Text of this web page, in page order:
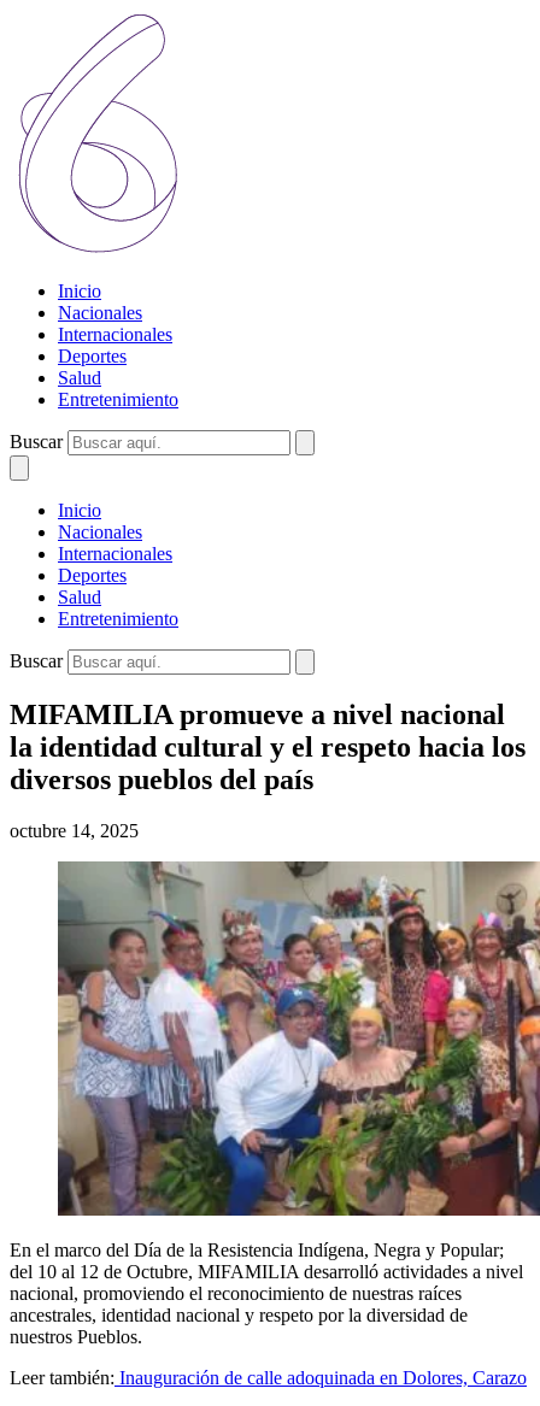
Inicio
Nacionales
Internacionales
Deportes
Salud
Entretenimiento
Buscar
Inicio
Nacionales
Internacionales
Deportes
Salud
Entretenimiento
Buscar
MIFAMILIA promueve a nivel nacional
la identidad cultural y el respeto hacia los
diversos pueblos del país
octubre 14, 2025
En el marco del Día de la Resistencia Indígena, Negra y Popular;
del 10 al 12 de Octubre, MIFAMILIA desarrolló actividades a nivel
nacional, promoviendo el reconocimiento de nuestras raíces
ancestrales, identidad nacional y respeto por la diversidad de
nuestros Pueblos.
Leer también: Inauguración de calle adoquinada en Dolores, Carazo